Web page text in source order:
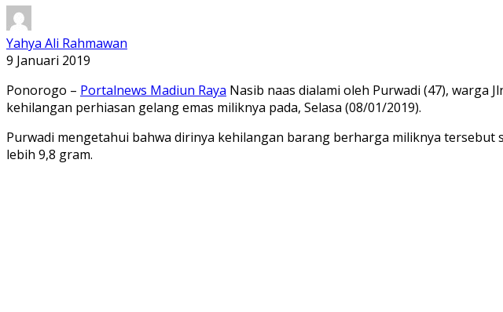
Yahya Ali Rahmawan
9 Januari 2019
Ponorogo – Portalnews Madiun Raya Nasib naas dialami oleh Purwadi (47), warga
kehilangan perhiasan gelang emas miliknya pada, Selasa (08/01/2019).
Purwadi mengetahui bahwa dirinya kehilangan barang berharga miliknya
lebih 9,8 gram.